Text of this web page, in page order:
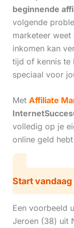
beginnende
volgende
marketeer
inkomen kan
tijd of kennis te
speciaal voor
Met Affiliate
volledig op je
online geld
Start
Een voorbeeld
Jeroen (38) uit